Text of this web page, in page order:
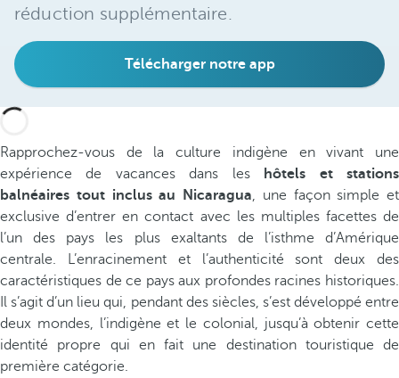
réduction supplémentaire.
Télécharger notre app
Rapprochez-vous de la culture indigène en vivant une
expérience de vacances dans les
hôtels et stations
balnéaires tout inclus au Nicaragua, une façon simple et
exclusive d’entrer en contact avec les multiples facettes de
l’un des pays les plus exaltants de l’isthme d’Amérique
centrale. L’enracinement et l’authenticité sont deux des
caractéristiques de ce pays aux profondes racines historiques.
Il s’agit d’un lieu qui, pendant des siècles, s’est développé entre
deux mondes, l’indigène et le colonial, jusqu’à obtenir cette
identité propre qui en fait une destination touristique de
première catégorie.